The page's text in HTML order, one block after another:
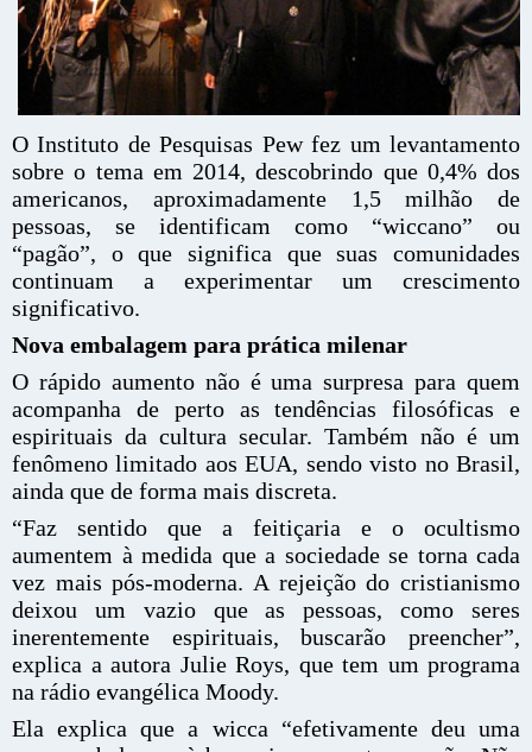
O Instituto de Pesquisas Pew fez um levantamento
sobre o tema em 2014, descobrindo que 0,4% dos
americanos, aproximadamente 1,5 milhão de
pessoas, se identificam como “wiccano” ou
“pagão”, o que significa que suas comunidades
continuam a experimentar um crescimento
significativo.
Nova embalagem para prática milenar
O rápido aumento não é uma surpresa para quem
acompanha de perto as tendências filosóficas e
espirituais da cultura secular. Também não é um
fenômeno limitado aos EUA, sendo visto no Brasil,
ainda que de forma mais discreta.
“Faz sentido que a feitiçaria e o ocultismo
aumentem à medida que a sociedade se torna cada
vez mais pós-moderna. A rejeição do cristianismo
deixou um vazio que as pessoas, como seres
inerentemente espirituais, buscarão preencher”,
explica a autora Julie Roys, que tem um programa
na rádio evangélica Moody.
Ela explica que a wicca “efetivamente deu uma